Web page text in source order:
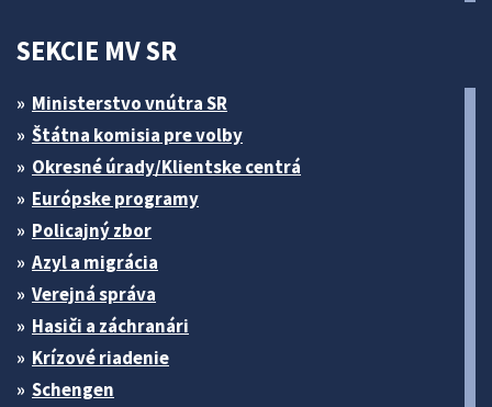
SEKCIE MV SR
Ministerstvo vnútra SR
Štátna komisia pre volby
Okresné úrady/Klientske centrá
Európske programy
Policajný zbor
Azyl a migrácia
Verejná správa
Hasiči a záchranári
Krízové riadenie
Schengen